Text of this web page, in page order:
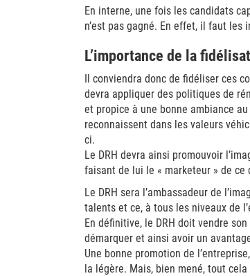
En interne, une fois les candidats
n’est pas gagné. En effet, il faut
L’importance de la
Il conviendra donc de fidéliser ces
devra appliquer des politiques de
et propice à une bonne ambiance
reconnaissent dans les valeurs
ci.
Le DRH devra ainsi promouvoir
faisant de lui le « marketeur » de ce
Le DRH sera l’ambassadeur de
talents et ce, à tous les niveaux de
En définitive, le DRH doit vendre
démarquer et ainsi avoir un
Une bonne promotion de
la légère. Mais, bien mené, tout